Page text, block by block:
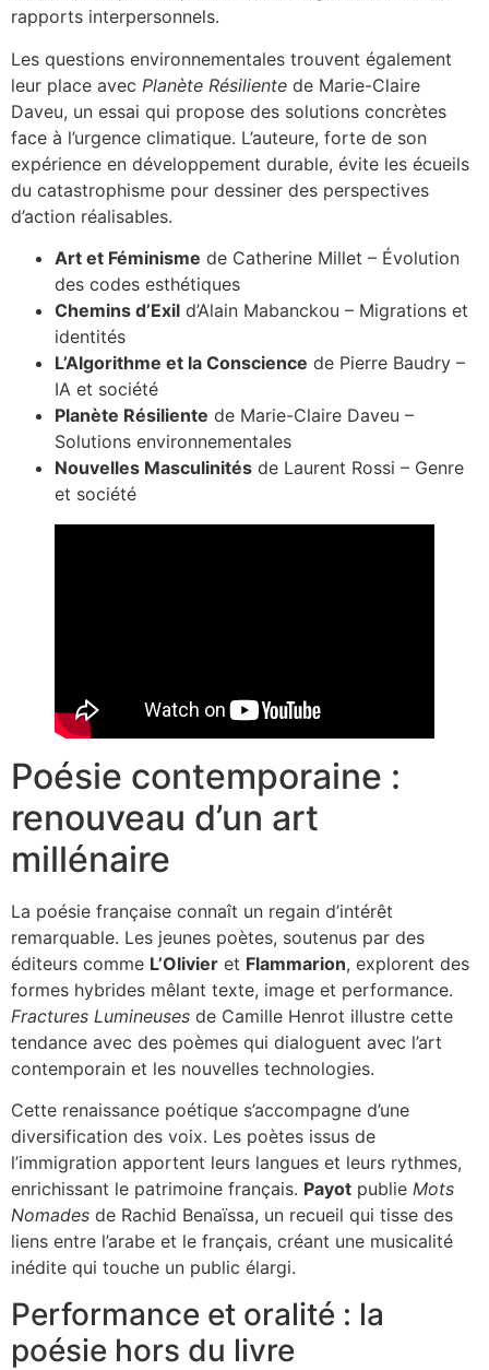
rapports interpersonnels.
Les questions environnementales trouvent également
leur place avec Planète Résiliente de Marie-Claire
Daveu, un essai qui propose des solutions concrètes
face à l’urgence climatique. L’auteure, forte de son
expérience en développement durable, évite les écueils
du catastrophisme pour dessiner des perspectives
d’action réalisables.
Art et Féminisme de Catherine Millet – Évolution
des codes esthétiques
Chemins d’Exil d’Alain Mabanckou – Migrations et
identités
L’Algorithme et la Conscience de Pierre Baudry –
IA et société
Planète Résiliente de Marie-Claire Daveu –
Solutions environnementales
Nouvelles Masculinités de Laurent Rossi – Genre
et société
Poésie contemporaine :
renouveau d’un art
millénaire
La poésie française connaît un regain d’intérêt
remarquable. Les jeunes poètes, soutenus par des
éditeurs comme L’Olivier et Flammarion, explorent des
formes hybrides mêlant texte, image et performance.
Fractures Lumineuses de Camille Henrot illustre cette
tendance avec des poèmes qui dialoguent avec l’art
contemporain et les nouvelles technologies.
Cette renaissance poétique s’accompagne d’une
diversification des voix. Les poètes issus de
l’immigration apportent leurs langues et leurs rythmes,
enrichissant le patrimoine français. Payot publie Mots
Nomades de Rachid Benaïssa, un recueil qui tisse des
liens entre l’arabe et le français, créant une musicalité
inédite qui touche un public élargi.
Performance et oralité : la
poésie hors du livre